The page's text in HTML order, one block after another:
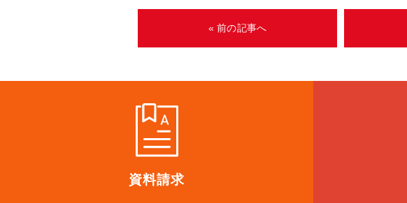
« 前の記事へ
資料請求